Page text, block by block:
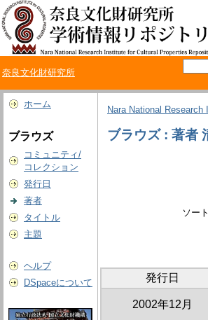
奈良文化財研究所
ホーム
ブラウズ
コミュニティ/
コレクション
発行日
著者
タイトル
主題
ヘルプ
DSpaceについて
Nara National
ブラウズ : 著者
ソー
発行日
2002年12月